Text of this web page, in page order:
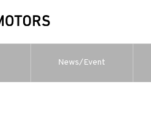
News/Event